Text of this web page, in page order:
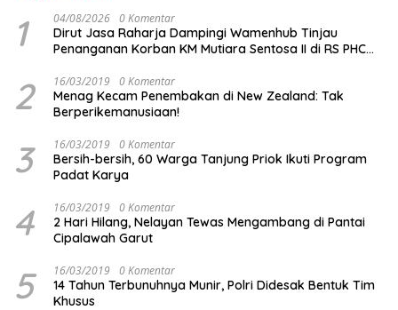
1 04/08/2026 0 Komentar
Dirut Jasa Raharja Dampingi Wamenhub Tinjau
Penanganan Korban KM Mutiara Sentosa II di RS PHC
2 16/03/2019 0 Komentar
Menag Kecam Penembakan di New Zealand: Tak
Berperikemanusiaan!
3 16/03/2019 0 Komentar
Bersih-bersih, 60 Warga Tanjung Priok Ikuti Program
Padat Karya
4 16/03/2019 0 Komentar
2 Hari Hilang, Nelayan Tewas Mengambang di Pantai
Cipalawah Garut
5 16/03/2019 0 Komentar
14 Tahun Terbunuhnya Munir, Polri Didesak Bentuk Tim
Khusus